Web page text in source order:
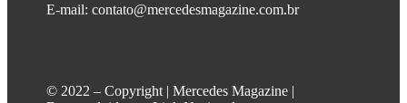
E-mail: contato@mercedesmagazine.com.br
©️ 2022 – Copyright | Mercedes Magazine |